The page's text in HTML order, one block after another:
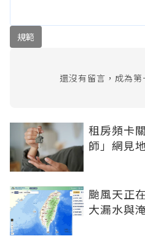
規範
還沒有留言，成為第
租房頻卡
師」網見
颱風天正
大漏水與